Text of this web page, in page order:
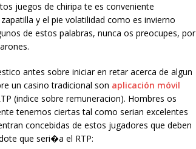
juegos de chiripa te es conveniente
y el pie volatilidad como es invierno
de estos palabras, nunca os preocupes, por
antes sobre iniciar en retar acerca de algun
un casino tradicional son aplicación móvil
(indice sobre remuneracion). Hombres os
tenemos ciertas tal como serian excelentes
concebidas de estos jugadores que deben
que seri�a el RTP: